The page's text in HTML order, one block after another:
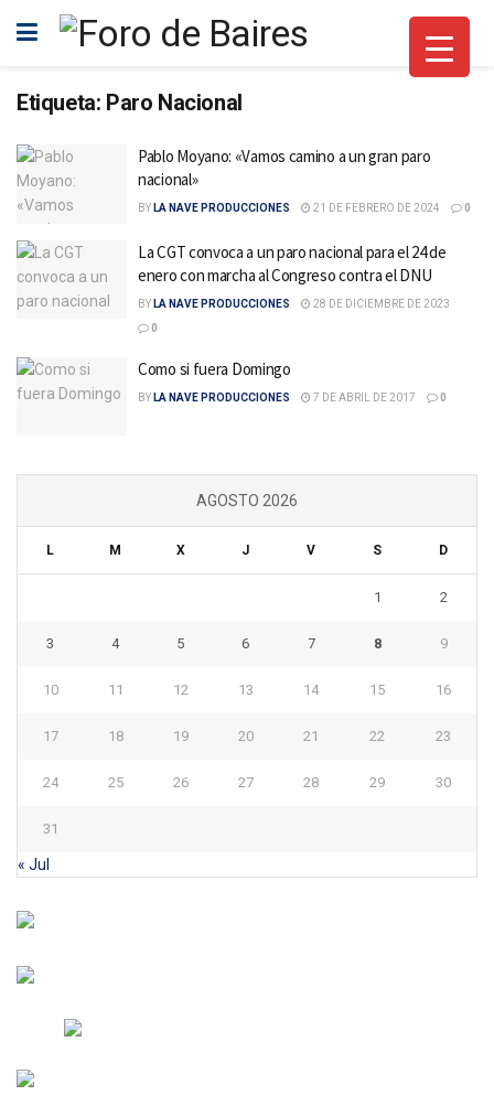
Etiqueta: Paro Nacional
Pablo Moyano: «Vamos camino a un gran paro
nacional»
BY LA NAVE PRODUCCIONES 21 DE FEBRERO DE 2024 0
La CGT convoca a un paro nacional para el 24 de
enero con marcha al Congreso contra el DNU
BY LA NAVE PRODUCCIONES
28 DE DICIEMBRE DE 2023
0
Como si fuera Domingo
BY LA NAVE PRODUCCIONES 7 DE ABRIL DE 2017 0
AGOSTO 2026
L M X J V S D
1 2
3 4 5 6 7 8 9
10 11 12 13 14 15 16
17 18 19 20 21 22 23
24 25 26 27 28 29 30
31
« Jul